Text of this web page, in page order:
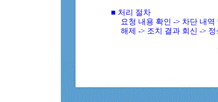
■ 처리 절차
요청 내용 확인 -> 차단 내
해제 -> 조치 결과 회신 ->